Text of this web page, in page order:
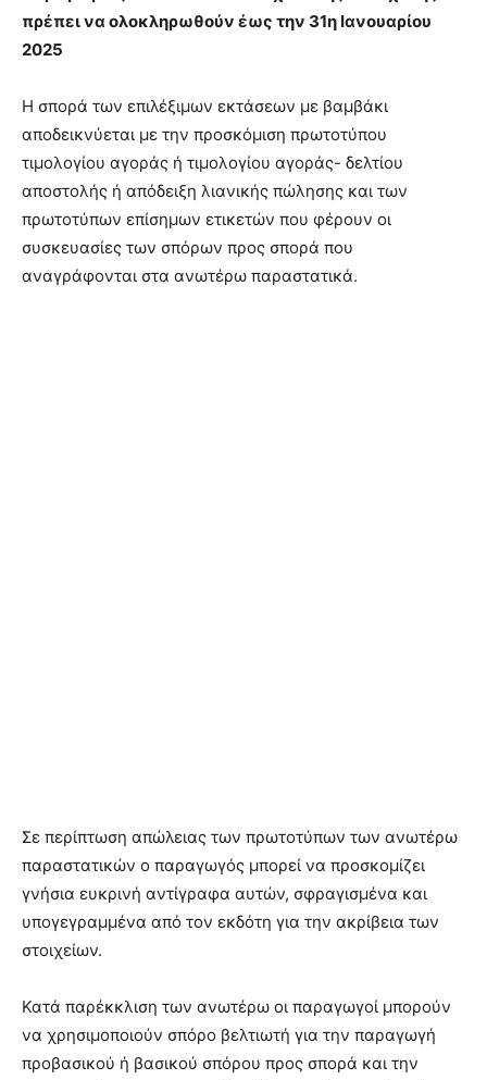
πρέπει να ολοκληρωθούν έως την 31η Ιανουαρίου
2025
Η σπορά των επιλέξιμων εκτάσεων με βαμβάκι
αποδεικνύεται με την προσκόμιση πρωτοτύπου
τιμολογίου αγοράς ή τιμολογίου αγοράς- δελτίου
αποστολής ή απόδειξη λιανικής πώλησης και των
πρωτοτύπων επίσημων ετικετών που φέρουν οι
συσκευασίες των σπόρων προς σπορά που
αναγράφονται στα ανωτέρω παραστατικά.
Σε περίπτωση απώλειας των πρωτοτύπων των ανωτέρω
παραστατικών ο παραγωγός μπορεί να προσκομίζει
γνήσια ευκρινή αντίγραφα αυτών, σφραγισμένα και
υπογεγραμμένα από τον εκδότη για την ακρίβεια των
στοιχείων.
Κατά παρέκκλιση των ανωτέρω οι παραγωγοί μπορούν
να χρησιμοποιούν σπόρο βελτιωτή για την παραγωγή
προβασικού ή βασικού σπόρου προς σπορά και την